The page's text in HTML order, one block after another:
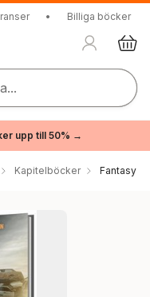
• Billiga böcker
upp till 50% →
Kapitelböcker Fantasy